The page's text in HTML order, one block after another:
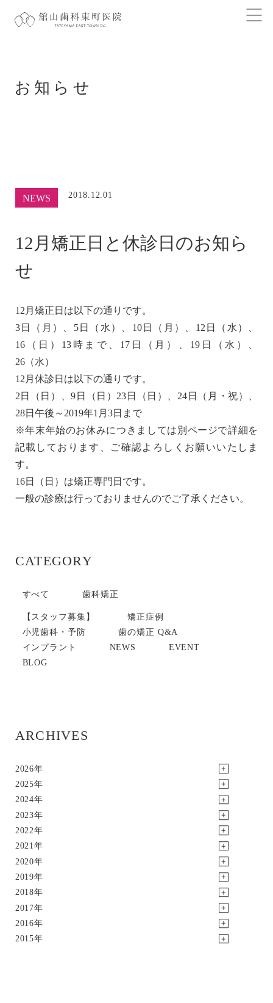
お知らせ
CATEGORY
すべて 歯科矯正
【スタッフ募集】
矯正症例
小児歯科・予防
歯の矯正 Q&A
インプラント
NEWS
EVENT
BLOG
ARCHIVES
2026年
2025年
2024年
2023年
2022年
2021年
2020年
2019年
2018年
2017年
2016年
2015年
NEWS 2018.12.01
12月矯正日と休診日のお知ら
せ
12月矯正日は以下の通りです。
3日（月）、5日（水）、10日（月）、12日（水）、
16（日）13時まで、17日（月）、19日（水）、
26（水）
12月休診日は以下の通りです。
2日（日）、9日（日）23日（日）、24日（月・祝）、
28日午後～2019年1月3日まで
※年末年始のお休みにつきましては別ページで詳細を
記載しております、ご確認よろしくお願いいたしま
す。
16日（日）は矯正専門日です。
一般の診療は行っておりませんのでご了承ください。